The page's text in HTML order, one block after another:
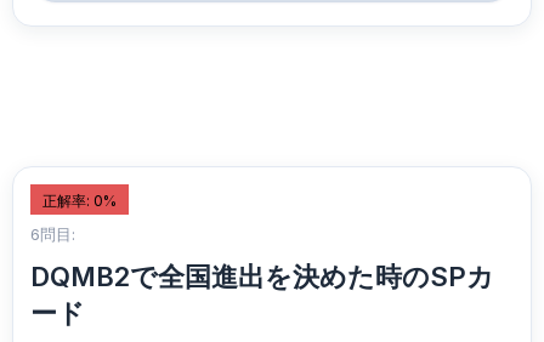
正解率: 0%
6問目:
DQMB2で全国進出を決めた時のSPカ
ード